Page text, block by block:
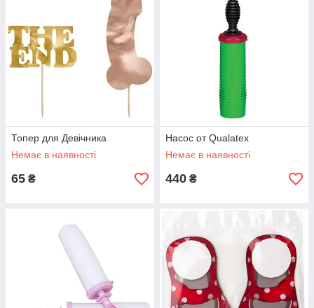
Топер для Девічника
Немає в наявності
65 ₴
Насос от Qualatex
Немає в наявності
440 ₴